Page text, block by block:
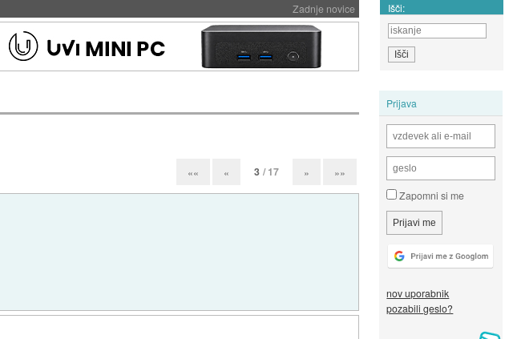
Zadnje novice Išči:
Prijava
Zapomni si me
nov uporabnik
pozabili geslo?
«« « 3 / 17 » »»